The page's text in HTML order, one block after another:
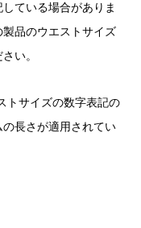
ている場合がありま
品のウエストサイズ
い。
トサイズの数字表記の
長さが適用されてい